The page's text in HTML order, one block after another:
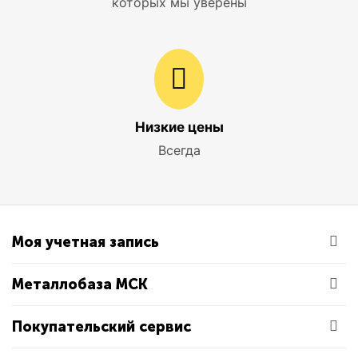
Низкие цены
Всегда
Моя учетная запись
Металлобаза МСК
Покупательский сервис